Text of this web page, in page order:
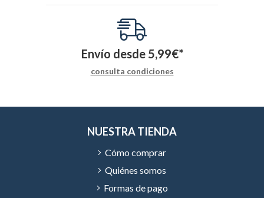
Envío desde 5,99€*
consulta condiciones
NUESTRA TIENDA
Cómo comprar
Quiénes somos
Formas de pago